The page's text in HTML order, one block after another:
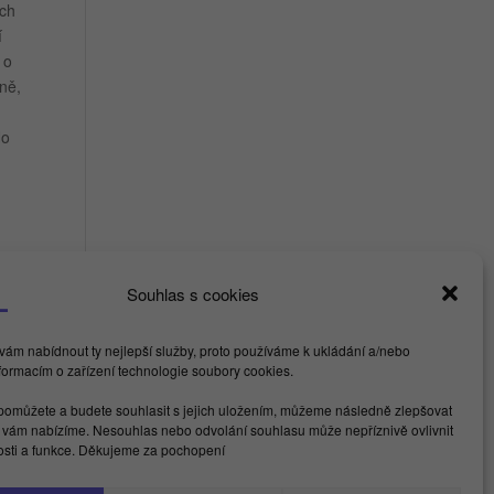
Souhlas s cookies
nabídnout ty nejlepší služby, proto používáme k ukládání a/nebo
o zařízení technologie soubory cookies.
a budete souhlasit s jejich uložením, můžeme následně zlepšovat
vám nabízíme. Nesouhlas nebo odvolání souhlasu může nepříznivě ovlivnit
a funkce. Děkujeme za pochopení
LinkedIn
Instagram
YouTube
Spotify
TikTok